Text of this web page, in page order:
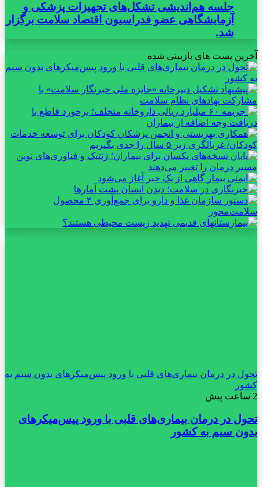
جلسه هم‌اندیشی تشکل‌های تجهیزات پزشکی و
آزمایشگاهی عضو فدراسیون اقتصاد سلامت برگزار
شد.
آخرین پست های بازبینی شده
تحول در درمان بیماری‌های قلبی با ورود پیس‌میکرهای بدون سیم به
کشور
2 ساعت پیش
تحول در درمان بیماری‌های قلبی با ورود پیس‌میکرهای
بدون سیم به کشور